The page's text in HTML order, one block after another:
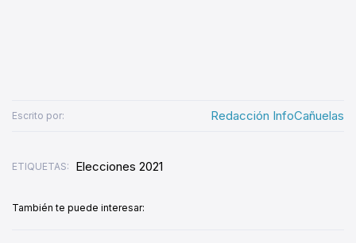
Escrito por: Redacción InfoCañuelas
ETIQUETAS: Elecciones 2021
También te puede interesar: